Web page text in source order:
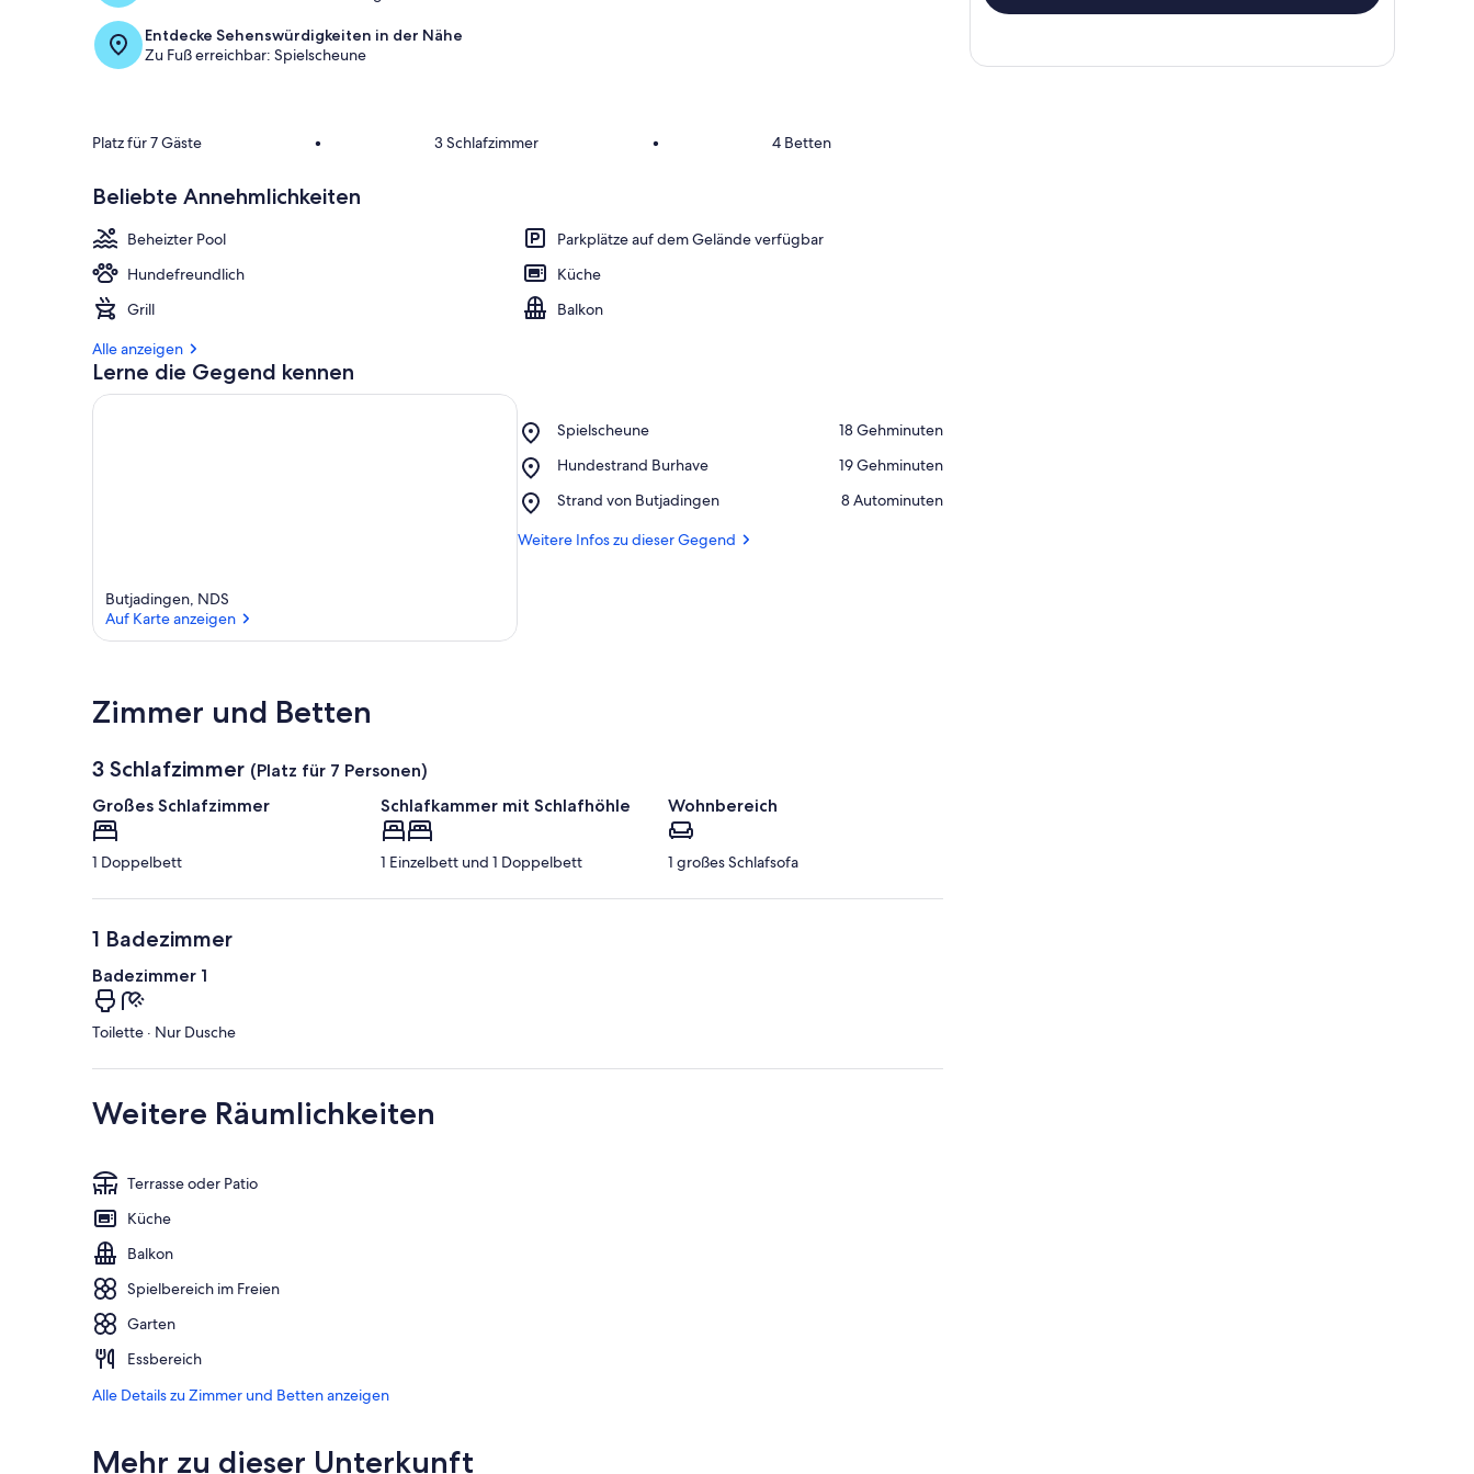
Entdecke Sehenswürdigkeiten in der Nähe
Zu Fuß erreichbar: Spielscheune
Platz für 7 Gäste • 3 Schlafzimmer • 4 Betten
Beliebte Annehmlichkeiten
Beheizter Pool
Parkplätze auf dem Gelände verfügbar
Hundefreundlich
Küche
Grill
Balkon
Alle anzeigen
Lerne die Gegend kennen
Butjadingen, NDS
Auf Karte anzeigen
Spielscheune
Place,
‪18 Gehminuten‬
Hundestrand Burhave
Place,
Burhave
‪19 Gehminuten‬
Strand von Butjadingen
Place,
von
‪8 Autominuten‬
Weitere Infos zu dieser Gegend
Zimmer und Betten
3 Schlafzimmer (Platz für 7 Personen)
Großes Schlafzimmer
1 Doppelbett
Schlafkammer mit Schlafhöhle
1 Einzelbett und 1 Doppelbett
Wohnbereich
1 großes Schlafsofa
1 Badezimmer
Badezimmer 1
Toilette · Nur Dusche
Weitere Räumlichkeiten
Terrasse oder Patio
Küche
Balkon
Spielbereich im Freien
Garten
Essbereich
Alle Details zu Zimmer und Betten anzeigen
Mehr zu dieser Unterkunft